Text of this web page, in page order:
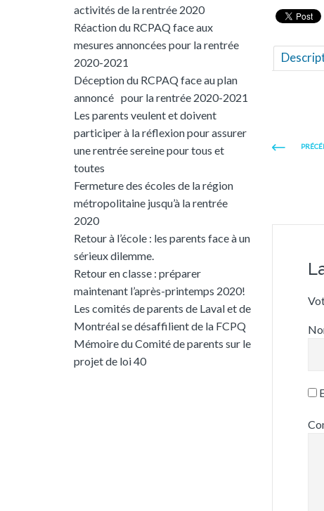
activités de la rentrée 2020
Réaction du RCPAQ face aux
mesures annoncées pour la rentrée
2020-2021
Déception du RCPAQ face au plan
annoncé pour la rentrée 2020-2021
Les parents veulent et doivent
participer à la réflexion pour assurer
une rentrée sereine pour tous et
toutes
Fermeture des écoles de la région
métropolitaine jusqu’à la rentrée
2020
Retour à l’école : les parents face à un
sérieux dilemme.
Retour en classe : préparer
maintenant l’après-printemps 2020!
Les comités de parents de Laval et de
Montréal se désaffilient de la FCPQ
Mémoire du Comité de parents sur le
projet de loi 40